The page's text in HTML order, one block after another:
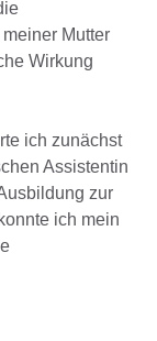
Mutter
Wirkung
ich zunächst
Assistentin
zur
ich mein